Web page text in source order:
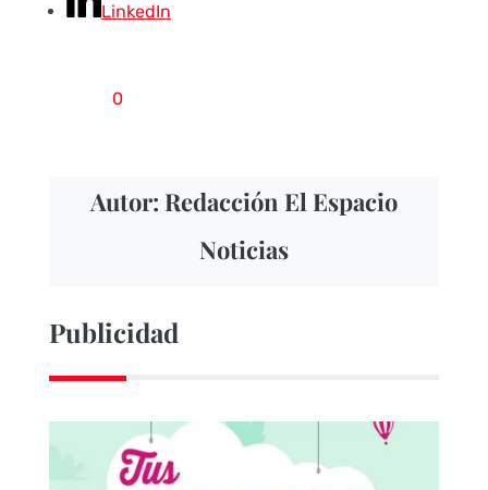
LinkedIn
0
Autor: Redacción El Espacio
Noticias
Publicidad